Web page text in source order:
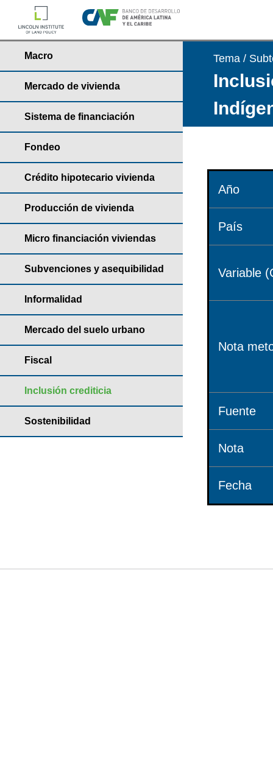
Macro
Mercado de vivienda
Sistema de financiación
Fondeo
Crédito hipotecario vivienda
Producción de vivienda
Micro financiación viviendas
Subvenciones y asequibilidad
Informalidad
Mercado del suelo urbano
Fiscal
Inclusión crediticia
Sostenibilidad
Tema /
Año
País
Variable
Nota
Fuente
Nota
Fecha